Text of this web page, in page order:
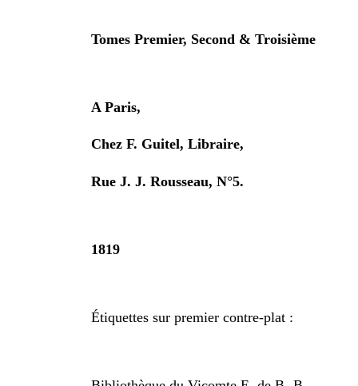
Tomes Premier, Second & Troisième
A Paris,
Chez F. Guitel, Libraire,
Rue J. J. Rousseau, N°5.
1819
Étiquettes sur premier contre-plat :